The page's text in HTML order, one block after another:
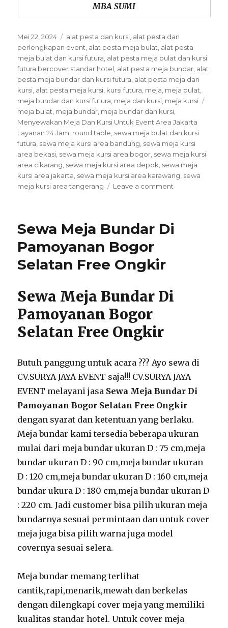
MBA SUMI
Posted
on
Mei 22, 2024 Categories
alat pesta dan kursi alat pesta dan
perlengkapan event alat pesta meja bulat alat pesta
meja bulat dan kursi futura alat pesta meja bulat dan kursi
futura bercover standar hotel alat pesta meja bundar alat
pesta meja bundar dan kursi futura alat pesta meja dan
kursi alat pesta meja kursi kursi futura meja meja bulat
meja bundar dan kursi futura meja dan kursi meja kursi
meja bulat meja bundar meja bundar dan kursi
Menyewakan Meja Dan Kursi Untuk Event Area Jakarta
Layanan 24 Jam round table sewa meja bulat dan kursi
futura sewa meja kursi area bandung sewa meja kursi
area bekasi sewa meja kursi area bogor sewa meja kursi
area cikarang sewa meja kursi area depok sewa meja
kursi area jakarta sewa meja kursi area karawang sewa
meja kursi area tangerang
Leave a comment
Kursi
Jam
Sewa Meja Bundar Di
Pamoyanan Bogor
Selatan Free Ongkir
Sewa Meja Bundar Di
Pamoyanan Bogor
Selatan Free Ongkir
Butuh panggung untuk acara ??? Ayo sewa di
CV.SURYA JAYA EVENT saja!!! CV.SURYA JAYA
EVENT melayani jasa Sewa Meja Bundar Di
Pamoyanan Bogor Selatan Free Ongkir
dengan syarat dan ketentuan yang berlaku.
Meja bundar kami tersedia beberapa ukuran
mulai dari meja bundar ukuran D : 75 cm,meja
bundar ukuran D : 90 cm,meja bundar ukuran
D : 120 cm,meja bundar ukuran D : 160 cm,meja
bundar ukura D : 180 cm,meja bundar ukuran D
: 220 cm. Jadi customer bisa pilih ukuran meja
bundarnya sesuai permintaan dan untuk cover
meja juga bisa pilih warna juga model
covernya sesuai selera.
Meja bundar memang terlihat
cantik,rapi,menarik,mewah dan berkelas
dengan dilengkapi cover meja yang memiliki
kualitas standar hotel. Untuk cover meja